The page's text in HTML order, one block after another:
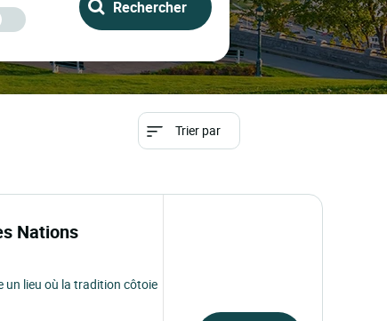
Trier par
Nations
un lieu où la tradition côtoie